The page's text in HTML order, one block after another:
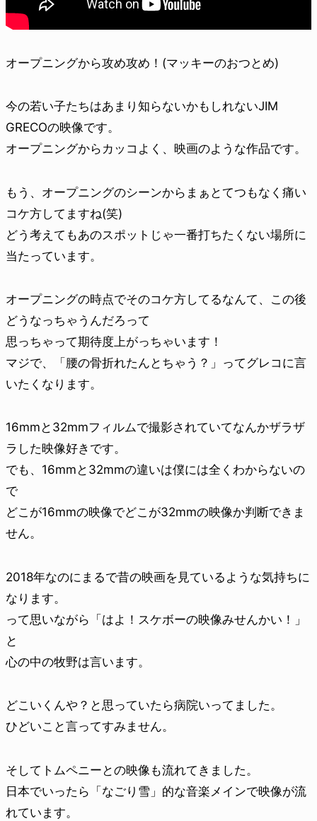
オープニングから攻め攻め！(マッキーのおつとめ)
今の若い子たちはあまり知らないかもしれないJIM
GRECOの映像です。
オープニングからカッコよく、映画のような作品です。
もう、オープニングのシーンからまぁとてつもなく痛い
コケ方してますね(笑)
どう考えてもあのスポットじゃ一番打ちたくない場所に
当たっています。
オープニングの時点でそのコケ方してるなんて、この後
どうなっちゃうんだろって
思っちゃって期待度上がっちゃいます！
マジで、「腰の骨折れたんとちゃう？」ってグレコに言
いたくなります。
16mmと32mmフィルムで撮影されていてなんかザラザ
ラした映像好きです。
でも、16mmと32mmの違いは僕には全くわからないの
で
どこが16mmの映像でどこが32mmの映像か判断できま
せん。
2018年なのにまるで昔の映画を見ているような気持ちに
なります。
って思いながら「はよ！スケボーの映像みせんかい！」
と
心の中の牧野は言います。
どこいくんや？と思っていたら病院いってました。
ひどいこと言ってすみません。
そしてトムペニーとの映像も流れてきました。
日本でいったら「なごり雪」的な音楽メインで映像が流
れています。